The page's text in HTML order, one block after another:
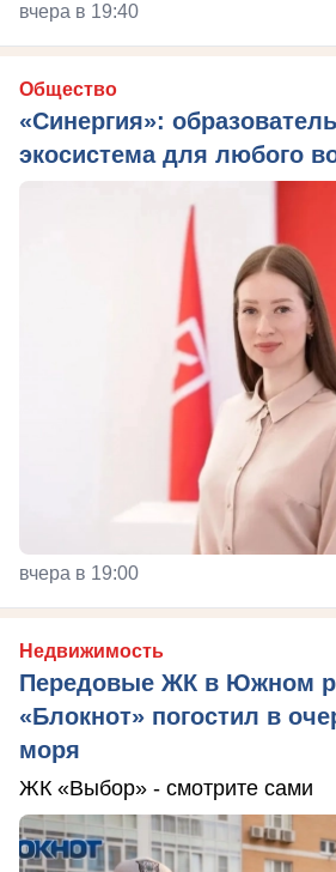
вчера в 19:40
Общество
«Синергия»:
экосистема для любого
вчера в 19:00
Недвижимость
Передовые ЖК в Южном
«Блокнот» погостил в
моря
ЖК «Выбор» - смотрите сами